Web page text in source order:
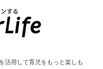
活用して育児をもっと楽しも